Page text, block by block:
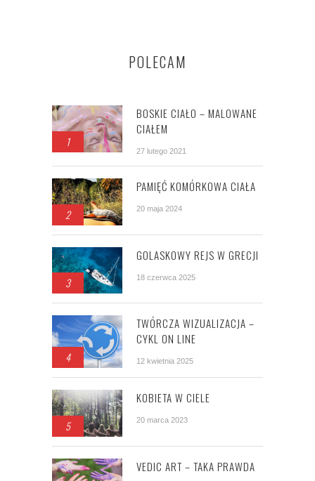
POLECAM
1
BOSKIE CIAŁO – MALOWANE
CIAŁEM
27 lutego 2021
2
PAMIĘĆ KOMÓRKOWA CIAŁA
20 maja 2024
3
GOLASKOWY REJS W GRECJI
18 czerwca 2025
4
TWÓRCZA WIZUALIZACJA –
CYKL ON LINE
12 kwietnia 2025
5
KOBIETA W CIELE
20 marca 2023
VEDIC ART – TAKA PRAWDA